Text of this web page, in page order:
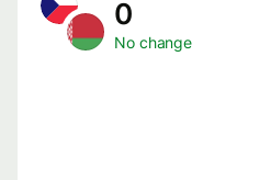
0
No change